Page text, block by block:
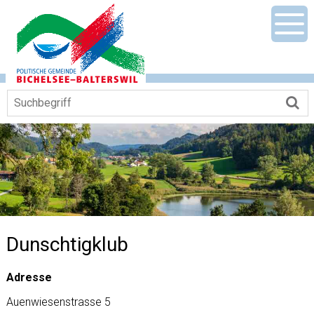
Navigieren in Gemeinde Bichelsee-
Schnellnavigation
Mobile Hauptnavigation
Suchbegriff
Dunschtigklub
Adresse
Auenwiesenstrasse 5